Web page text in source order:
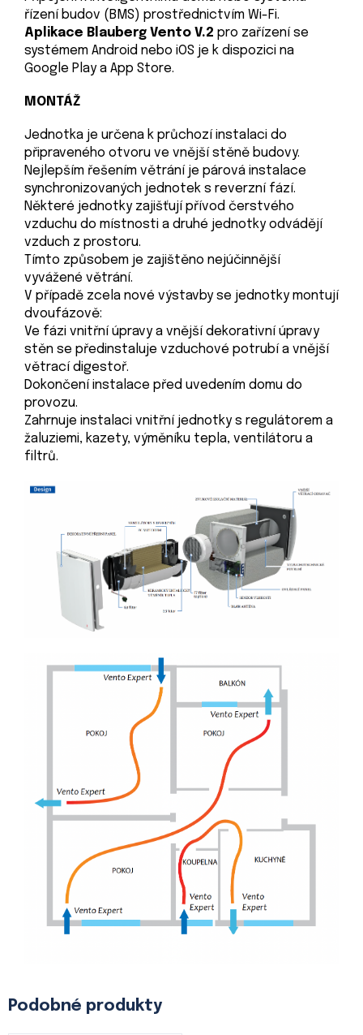
řízení budov (BMS) prostřednictvím Wi-Fi.
Aplikace Blauberg Vento V.2 pro zařízení se
systémem Android nebo iOS je k dispozici na
Google Play a App Store.
MONTÁŽ
Jednotka je určena k průchozí instalaci do
připraveného otvoru ve vnější stěně budovy.
Nejlepším řešením větrání je párová instalace
synchronizovaných jednotek s reverzní fází.
Některé jednotky zajišťují přívod čerstvého
vzduchu do místnosti a druhé jednotky odvádějí
vzduch z prostoru.
Tímto způsobem je zajištěno nejúčinnější
vyvážené větrání.
V případě zcela nové výstavby se jednotky montují
dvoufázově:
Ve fázi vnitřní úpravy a vnější dekorativní úpravy
stěn se předinstaluje vzduchové potrubí a vnější
větrací digestoř.
Dokončení instalace před uvedením domu do
provozu.
Zahrnuje instalaci vnitřní jednotky s regulátorem a
žaluziemi, kazety, výměníku tepla, ventilátoru a
filtrů.